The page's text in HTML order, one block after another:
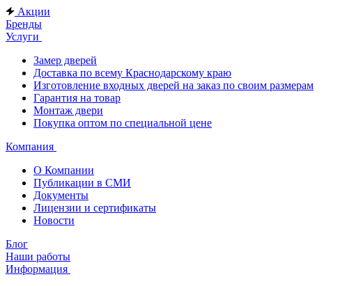
Акции
Бренды
Услуги
Замер дверей
Доставка по всему Краснодарскому краю
Изготовление входных дверей на заказ по своим размерам
Гарантия на товар
Монтаж двери
Покупка оптом по специальной цене
Компания
О Компании
Публикации в СМИ
Документы
Лицензии и сертификаты
Новости
Блог
Наши работы
Информация